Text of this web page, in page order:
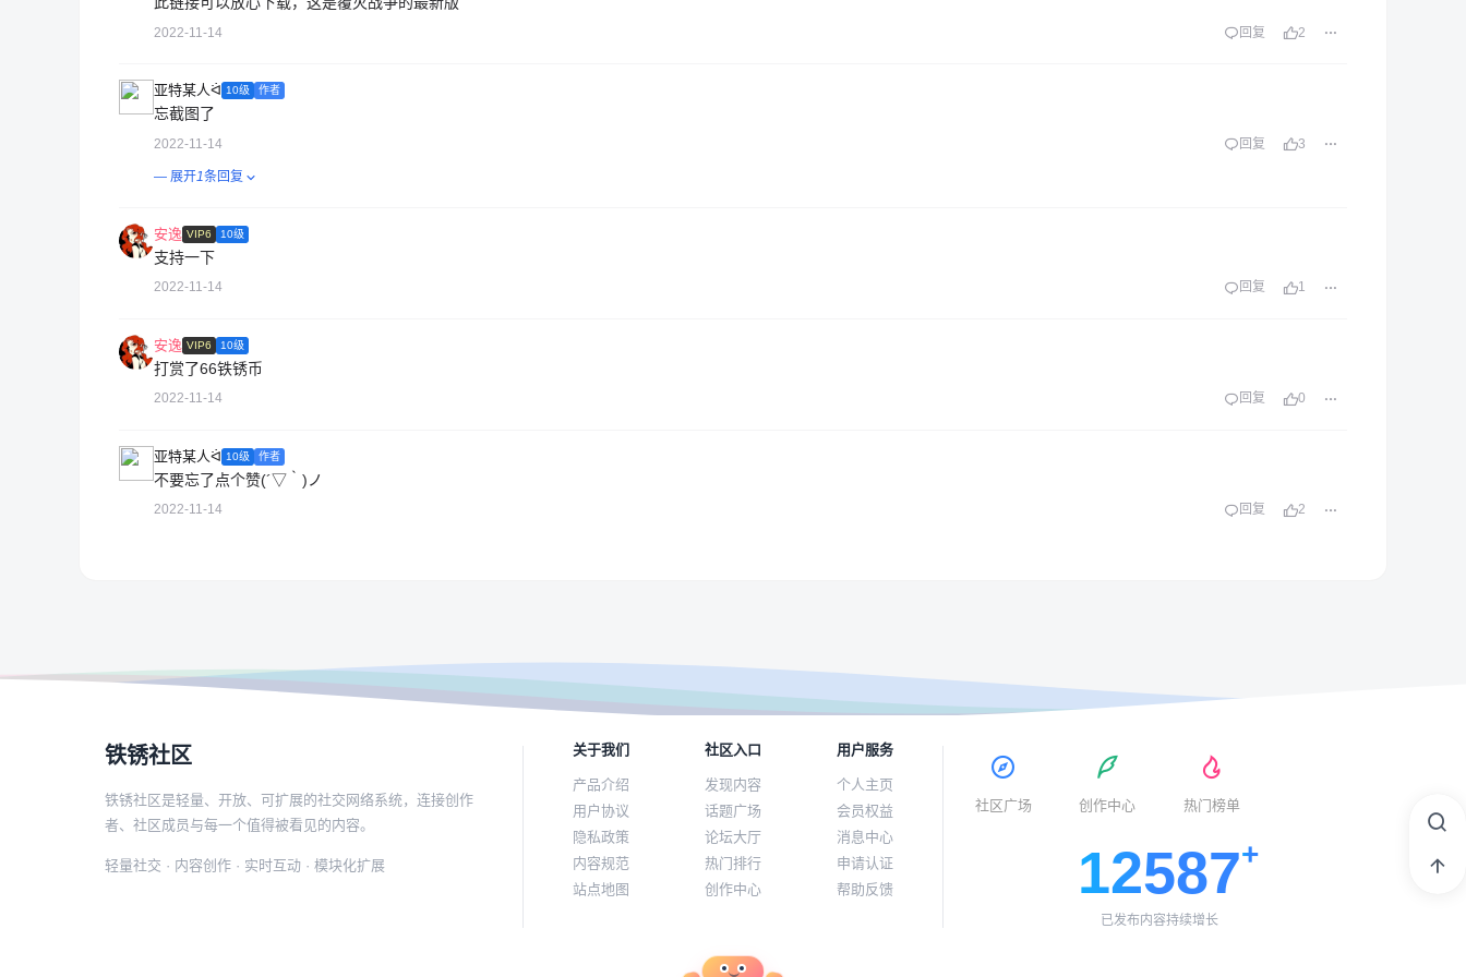
2022-11-14 回复 2
亚特某人ᐛ 10级 作者
忘截图了
2022-11-14 回复 3
— 展开1条回复
安逸 VIP6 10级
支持一下
2022-11-14 回复 1
安逸 VIP6 10级
打赏了66铁锈币
2022-11-14 回复 0
亚特某人ᐛ 10级 作者
不要忘了点个赞(´▽｀)ノ
2022-11-14 回复 2
铁锈社区
铁锈社区是轻量、开放、可扩展的社交网络系统，连接创作
者、社区成员与每一个值得被看见的内容。
轻量社交 · 内容创作 · 实时互动 · 模块化扩展
关于我们
产品介绍
用户协议
隐私政策
内容规范
站点地图
社区入口
发现内容
话题广场
论坛大厅
热门排行
创作中心
用户服务
个人主页
会员权益
消息中心
申请认证
帮助反馈
社区广场 创作中心 热门榜单
12587
已发布内容持续增长